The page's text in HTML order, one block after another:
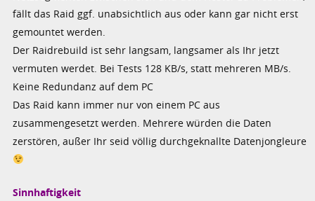
fällt das Raid ggf. unabsichtlich aus oder kann gar nicht erst
gemountet werden.
Der Raidrebuild ist sehr langsam, langsamer als Ihr jetzt
vermuten werdet. Bei Tests 128 KB/s, statt mehreren MB/s.
Keine Redundanz auf dem PC
Das Raid kann immer nur von einem PC aus
zusammengesetzt werden. Mehrere würden die Daten
zerstören, außer Ihr seid völlig durchgeknallte Datenjongleure
Sinnhaftigkeit